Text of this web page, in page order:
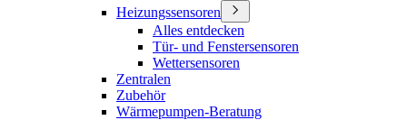
Heizungssensoren
Alles entdecken
Tür- und Fenstersensoren
Wettersensoren
Zentralen
Zubehör
Wärmepumpen-Beratung